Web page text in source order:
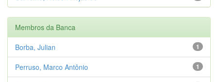
Membros da Banca
1
Borba, Julian
1
Perruso, Marco Antônio